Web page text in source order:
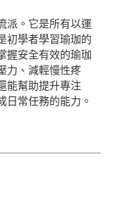
派。它是所有以運
初學者學習瑜珈的
握安全有效的瑜珈
力、減輕慢性疼
能幫助提升專注
日常任務的能力。